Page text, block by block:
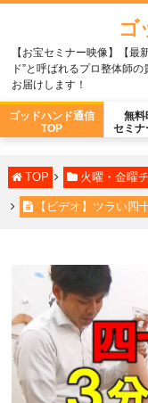
ゴ
【お宝セミナー映像】【最
ド”と呼ばれるプロ整体師
お届けします！
ゴッドハンド通信
TOP
無料
セミナ
TOP 火曜・金曜
【ビデオ】ツラい四